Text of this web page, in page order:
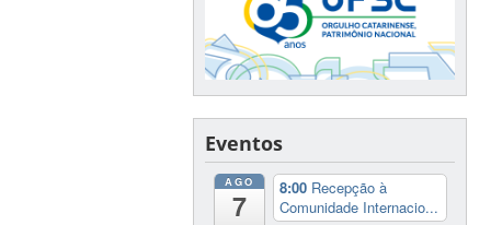
Eventos
AGO
7
8:00 Recepção à
Comunidade Internacio...